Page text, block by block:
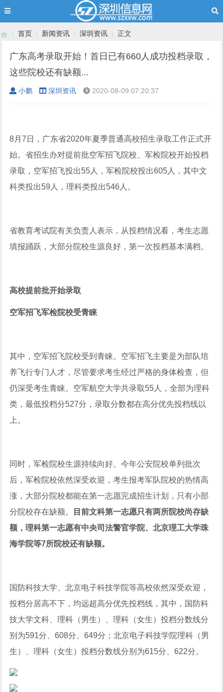
›
首页
›
新闻资讯
›
深圳资讯 正文
广东高考录取开始！首日已有660人成功投档录取，
这些院校还有缺额...
小鹏 深圳资讯 2020-08-09 07:20:37
8月7日，广东省2020年夏季普通高校招生录取工作正式开
始。省招生办对提前批空军招飞院校、军检院校开始投档
录取，空军招飞投出55人，军检院校投出605人，其中文
科类投出59人，理科类投出546人。
省教育考试院有关负责人表示，从投档情况看，考生志愿
填报踊跃，大部分院校生源良好，第一次投档基本满档。
高校提前批开始录取
空军招飞军检院校受青睐
其中，空军招飞院校受到青睐。空军招飞主要是为部队培
养飞行专门人才，尽管要求考生经过严格的身体检查，但
仍深受考生青睐。空军航空大学共录取55人，全部为理科
类，最低投档分527分，录取分数都在高分优先投档线以
上。
同时，军检院校生源持续向好。今年公安院校单列批次
后，军检院校依然深受欢迎，考生报考军队院校的热情高
涨，大部分院校都能在第一志愿完成招生计划，只有小部
分院校存在缺额。
目前文科第一志愿只有两所院校尚存缺
额，理科第一志愿有中央司法警官学院、北京理工大学珠
海学院等7所院校还有缺额。
国防科技大学、北京电子科技学院等高校依然深受欢迎，
投档分居高不下，均远超高分优先投档线，其中，国防科
技大学文科、理科（男生）、理科（女生）投档分数线分
别为591分、608分、649分；北京电子科技学院理科（男
生）、理科（女生）投档分数线分别为615分、622分。